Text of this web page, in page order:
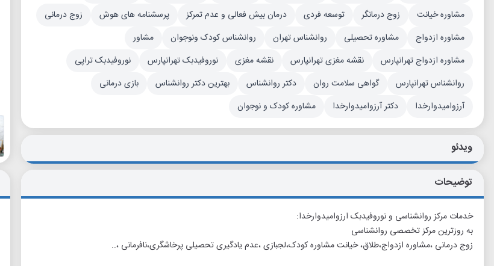
مشاوره خیانت
زوج درمانگر توسعه فردی درمان بیش فعالی و عدم تمرکز پرسشنامه های هوش
زوج درمانی
مشاوره ازدواج
مشاوره تحصیلی روانشناس تهران روانشناس کودک ونوجوان
مشاور
مشاوره ازدواج تهرانپارس
نقشه مغزی تهرانپارس نقشه مغزی نوروفیدبک تهرانپارس
نوروفیدبک تراپی
روانشناس تهرانپارس
گواهی سلامت روان دکتر روانشناس بهترین دکتر روانشناس
بازی درمانی
آرزوامیدوارخدا
دکتر آرزوامیدوارخدا مشاوره کودک و نوجوان
ویدئو
توضیحات
خدمات مرکز روانشناسی و نوروفیدبک ارزوامیدوارخدا:
به روزترین مرکز تخصصی روانشناسی
زوج درمانی ،مشاوره ازدواج،طلاق، خیانت مشاوره کودک،لجبازی ،عدم یادگیری تحصیلی پرخاشگری،نافرمانی ،..